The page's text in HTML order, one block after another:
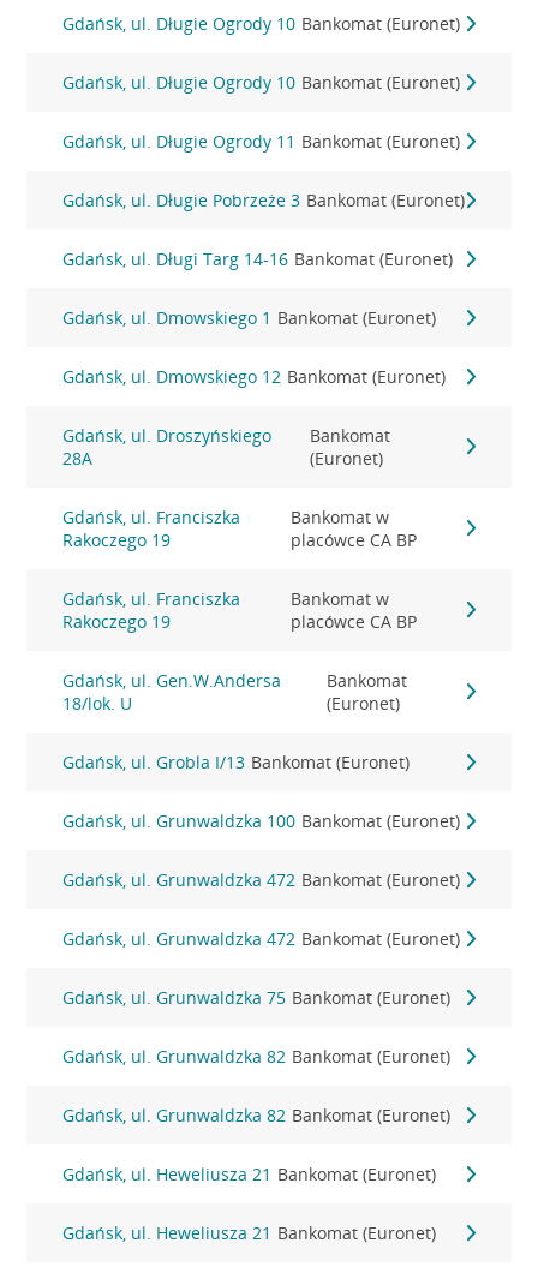
Gdańsk, ul. Długie Ogrody 10 Bankomat (Euronet)
Gdańsk, ul. Długie Ogrody 10 Bankomat (Euronet)
Gdańsk, ul. Długie Ogrody 11 Bankomat (Euronet)
Gdańsk, ul. Długie Pobrzeże 3 Bankomat (Euronet)
Gdańsk, ul. Długi Targ 14-16 Bankomat (Euronet)
Gdańsk, ul. Dmowskiego 1 Bankomat (Euronet)
Gdańsk, ul. Dmowskiego 12 Bankomat (Euronet)
Gdańsk, ul. Droszyńskiego
28A
Bankomat
(Euronet)
Gdańsk, ul. Franciszka
Rakoczego 19
Bankomat w
placówce CA BP
Gdańsk, ul. Franciszka
Rakoczego 19
Bankomat w
placówce CA BP
Gdańsk, ul. Gen.W.Andersa
18/lok. U
Bankomat
(Euronet)
Gdańsk, ul. Grobla I/13 Bankomat (Euronet)
Gdańsk, ul. Grunwaldzka 100 Bankomat (Euronet)
Gdańsk, ul. Grunwaldzka 472 Bankomat (Euronet)
Gdańsk, ul. Grunwaldzka 472 Bankomat (Euronet)
Gdańsk, ul. Grunwaldzka 75 Bankomat (Euronet)
Gdańsk, ul. Grunwaldzka 82 Bankomat (Euronet)
Gdańsk, ul. Grunwaldzka 82 Bankomat (Euronet)
Gdańsk, ul. Heweliusza 21 Bankomat (Euronet)
Gdańsk, ul. Heweliusza 21 Bankomat (Euronet)